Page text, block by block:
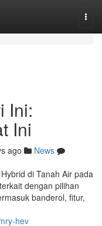
Ini:
Ini
ago
News
di Tanah Air pada
dengan pilihan
banderol, fitur,
hev